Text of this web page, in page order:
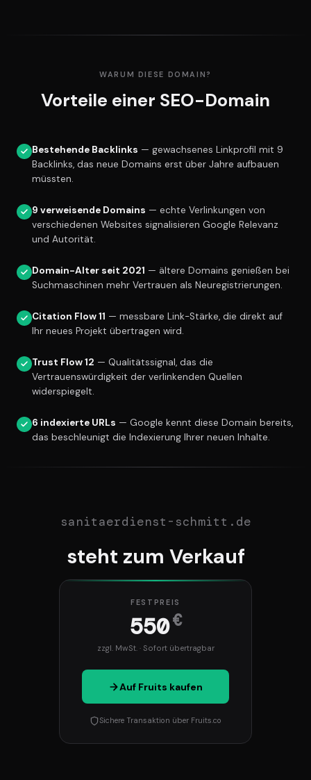
WARUM DIESE DOMAIN?
Vorteile einer SEO-Domain
Bestehende Backlinks — gewachsenes Linkprofil mit 9
Backlinks, das neue Domains erst über Jahre aufbauen
müssten.
9 verweisende Domains — echte Verlinkungen von
verschiedenen Websites signalisieren Google Relevanz
und Autorität.
Domain-Alter seit 2021 — ältere Domains genießen bei
Suchmaschinen mehr Vertrauen als Neuregistrierungen.
Citation Flow 11 — messbare Link-Stärke, die direkt auf
Ihr neues Projekt übertragen wird.
Trust Flow 12 — Qualitätssignal, das die
Vertrauenswürdigkeit der verlinkenden Quellen
widerspiegelt.
6 indexierte URLs — Google kennt diese Domain bereits,
das beschleunigt die Indexierung Ihrer neuen Inhalte.
sanitaerdienst-schmitt.de
steht zum Verkauf
FESTPREIS
550€
zzgl. MwSt. · Sofort übertragbar
Auf Fruits kaufen
Sichere Transaktion über Fruits.co